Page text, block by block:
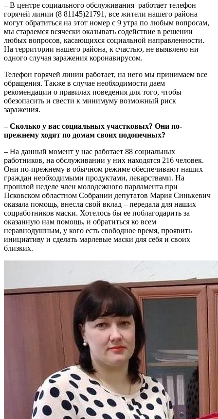
– В центре социального обслуживания работает телефон
горячей линии (8 81145)21791, все жители нашего района
могут обратиться на этот номер с 9 утра по любым вопросам,
мы стараемся всячески оказывать содействие в решении
любых вопросов, касающихся социальной направленности.
На территории нашего района, к счастью, не выявлено ни
одного случая заражения коронавирусом.
Телефон горячей линии работает, на него мы принимаем все
обращения. Также в случае необходимости даем
рекомендации о правилах поведения для того, чтобы
обезопасить и свести к минимуму возможный риск
заражения.
– Сколько у вас социальных участковых? Они по-
прежнему ходят по домам своих подопечных?
– На данный момент у нас работает 88 социальных
работников, на обслуживании у них находятся 216 человек.
Они по-прежнему в обычном режиме обеспечивают наших
граждан необходимыми продуктами, лекарствами. На
прошлой неделе член молодежного парламента при
Псковском областном Собрании депутатов Мария Синькевич
оказала помощь, внесла свой вклад – передала для наших
соцработников маски. Хотелось бы ее поблагодарить за
оказанную нам помощь, и обратиться ко всем
неравнодушным, у кого есть свободное время, проявить
инициативу и сделать марлевые маски для себя и своих
близких.